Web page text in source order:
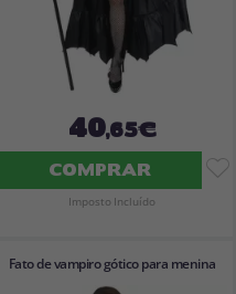
40,65€
COMPRAR
Imposto Incluído
Fato de vampiro gótico para menina